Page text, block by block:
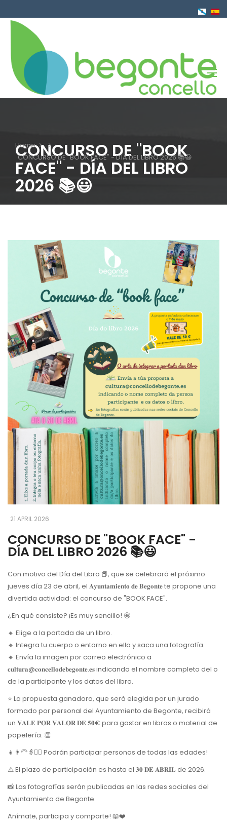
to
Breadcrumb
Home
CONCURSO DE "BOOK FACE" - DÍA DEL LIBRO 2026 📚😃
CONCURSO DE "BOOK
FACE" - DÍA DEL LIBRO
2026 📚😃
21 APRIL 2026
CONCURSO DE "BOOK FACE" -
DÍA DEL LIBRO 2026 📚😃
Con motivo del Día del Libro 📕, que se celebrará el próximo
jueves día 23 de abril, el 𝐀𝐲𝐮𝐧𝐭𝐚𝐦𝐢𝐞𝐧𝐭𝐨 𝐝𝐞 𝐁𝐞𝐠𝐨𝐧𝐭𝐞 te propone una
divertida actividad: el concurso de "BOOK FACE".
¿En qué consiste? ¡Es muy sencillo! 🤩
🔸 Elige a la portada de un libro.
🔹 Integra tu cuerpo o entorno en ella y saca una fotografía.
🔸 Envía la imagen por correo electrónico a
𝐜𝐮𝐥𝐭𝐮𝐫𝐚@𝐜𝐨𝐧𝐜𝐞𝐥𝐥𝐨𝐝𝐞𝐛𝐞𝐠𝐨𝐧𝐭𝐞.𝐞𝐬 indicando el nombre completo del o
de la participante y los datos del libro.
⭐️ La propuesta ganadora, que será elegida por un jurado
formado por personal del Ayuntamiento de Begonte, recibirá
un 𝐕𝐀𝐋𝐄 𝐏𝐎𝐑 𝐕𝐀𝐋𝐎𝐑 𝐃𝐄 𝟓𝟎€ para gastar en libros o material de
papelería. 👏
👧👨‍🦳👵🧔‍♂️ Podrán participar personas de todas las edades!
⚠️ El plazo de participación es hasta el 𝟑𝟎 𝐃𝐄 𝐀𝐁𝐑𝐈𝐋 de 2026.
📸 Las fotografías serán publicadas en las redes sociales del
Ayuntamiento de Begonte.
Anímate, participa y comparte! 📖❤️